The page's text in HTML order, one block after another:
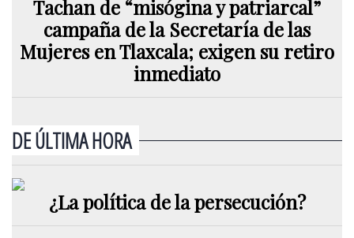
Tachan de “misógina y patriarcal”
campaña de la Secretaría de las
Mujeres en Tlaxcala; exigen su retiro
inmediato
DE ÚLTIMA HORA
¿La política de la persecución?